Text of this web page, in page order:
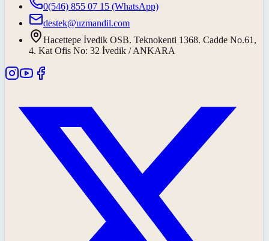
0(546) 855 07 15 (WhatsApp)
destek@uzmandil.com
Hacettepe İvedik OSB. Teknokenti 1368. Cadde No.61,
4. Kat Ofis No: 32 İvedik / ANKARA